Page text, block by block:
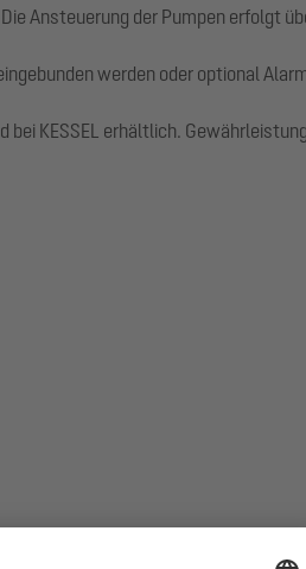
Ansteuerung der Pumpen erfolgt
werden oder optional
KESSEL erhältlich.